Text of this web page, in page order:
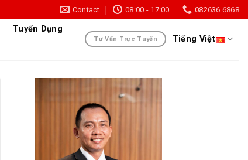
Contact 08:00 - 17:00 082636 6868
Tuyển Dụng
Tư Vấn Trực Tuyến Tiếng Việt